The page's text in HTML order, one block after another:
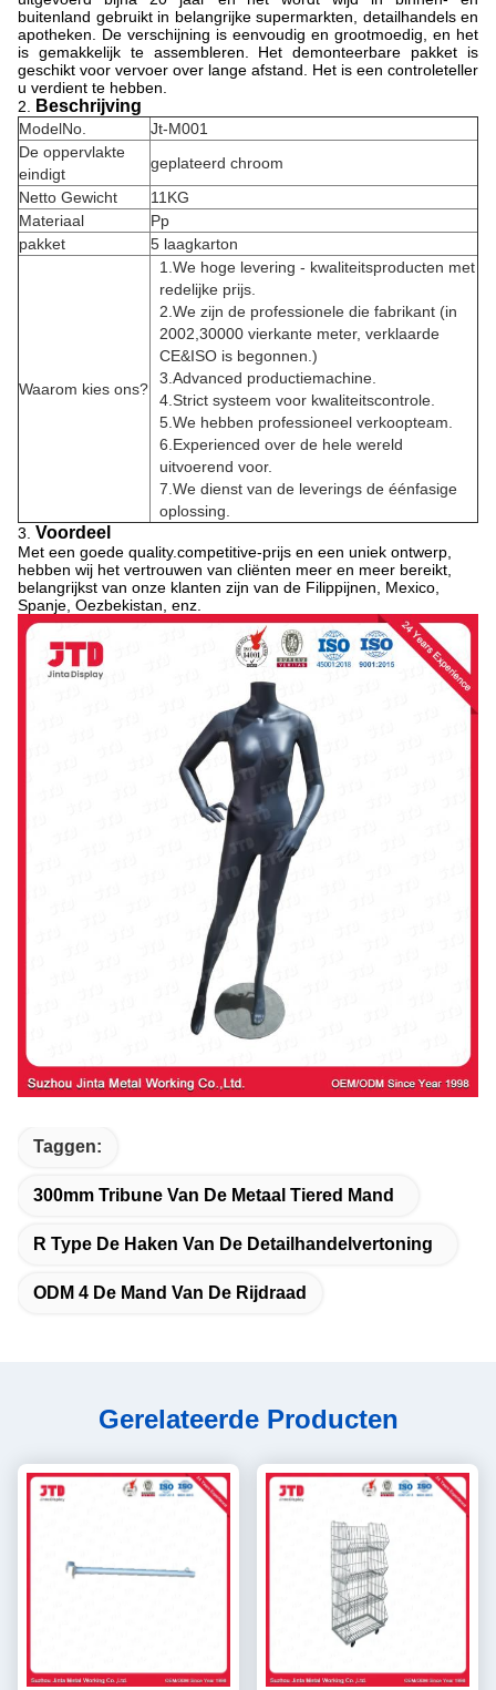
buitenland gebruikt in belangrijke supermarkten, detailhandels en
apotheken. De verschijning is eenvoudig en grootmoedig, en het
is gemakkelijk te assembleren. Het demonteerbare pakket is
geschikt voor vervoer over lange afstand. Het is een controleteller
u verdient te hebben.
2.
Beschrijving
ModelNo.
Jt-M001
De oppervlakte
eindigt
geplateerd chroom
Netto Gewicht
11KG
Materiaal
Pp
pakket
5 laagkarton
Waarom kies ons?
1.We hoge levering - kwaliteitsproducten met
redelijke prijs.
2.We zijn de professionele die fabrikant (in
2002,30000 vierkante meter, verklaarde
CE&ISO is begonnen.)
3.Advanced productiemachine.
4.Strict systeem voor kwaliteitscontrole.
5.We hebben professioneel verkoopteam.
6.Experienced over de hele wereld
uitvoerend voor.
7.We dienst van de leverings de éénfasige
oplossing.
3. Voordeel
Met een goede quality.competitive-prijs en een uniek ontwerp,
hebben wij het vertrouwen van cliënten meer en meer bereikt,
belangrijkst van onze klanten zijn van de Filippijnen, Mexico,
Spanje, Oezbekistan, enz.
Taggen:
300mm Tribune Van De Metaal Tiered Mand
R Type De Haken Van De Detailhandelvertoning
ODM 4 De Mand Van De Rijdraad
Gerelateerde Producten